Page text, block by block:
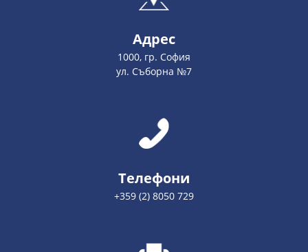
Адрес
1000, гр. София
ул. Съборна №7
Телефони
+359 (2) 8050 729